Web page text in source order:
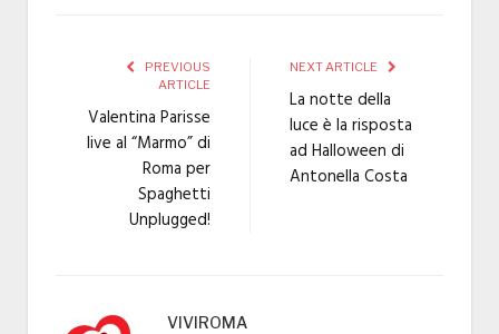
PREVIOUS
ARTICLE
Valentina Parisse
live al “Marmo” di
Roma per
Spaghetti
Unplugged!
NEXT ARTICLE
La notte della
luce è la risposta
ad Halloween di
Antonella Costa
VIVIROMA